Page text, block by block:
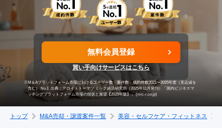
売りたい方へ
買いたい方へ
成約事例
M&A専門家の方へ
無料会員登録
買い手向けサービスはこちら
※M＆Aプラットフォーム市場におけるユーザー数・案件数・成約件数2021〜2025年度（見込値を
含む） No.1 出典：デロイトトーマツ ミック経済研究所（2025年11月発刊）「国内ビジネスマ
ッチングプラットフォーム市場の現状と展望【2025年版】」 (mic-r.co.jp)
トップ M&A売却・譲渡案件一覧 美容・セルフケア・フィットネス